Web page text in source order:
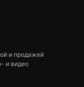
и продажей
и видео